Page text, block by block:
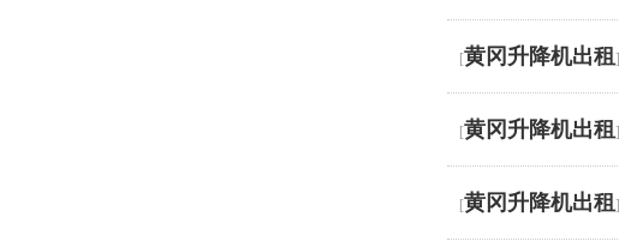
[黄冈升降机出租]
[黄冈升降机出租]
[黄冈升降机出租]